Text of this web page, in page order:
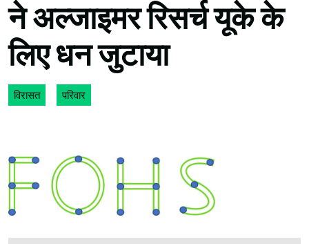
ने अल्जाइमर रिसर्च यूके के
लिए धन जुटाया
विरासत परिवार